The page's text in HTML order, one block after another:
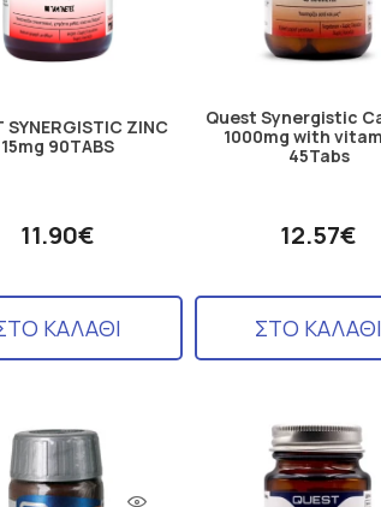
SYNERGISTIC ZINC
15mg 90TABS
11.90€
ΚΑΛΑΘΙ
Quest Synergistic
1000mg with
45Tabs
12.57€
ΣΤΟ ΚΑΛΑΘΙ